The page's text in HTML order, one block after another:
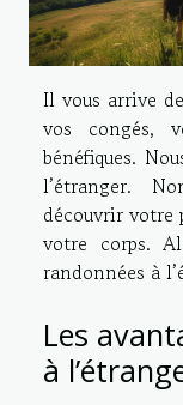
Il vous arrive
vos congés,
bénéfiques.
l’étranger.
découvrir votre
votre corps.
randonnées à
Les
à